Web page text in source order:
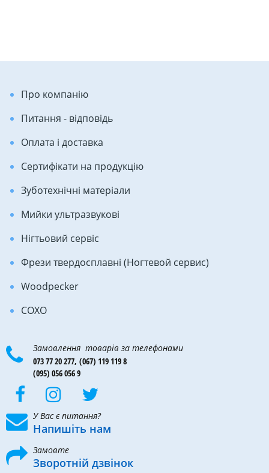
Про компанію
Питання - відповідь
Оплата і доставка
Сертифікати на продукцію
Зуботехнічні матеріали
Мийки ультразвукові
Нігтьовий сервіс
Фрези твердосплавні (Ногтевой сервис)
Woodpecker
COXO
Замовлення товарів за телефонами
073 77 20 277, (067) 119 119 8
(095) 056 056 9
У Вас є питання?
Напишіть нам
Замовте
Зворотній дзвінок